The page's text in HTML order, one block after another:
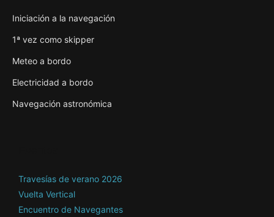
Iniciación a la navegación
1ª vez como skipper
Meteo a bordo
Electricidad a bordo
Navegación astronómica
Travesías de verano 2026
Vuelta Vertical
Encuentro de Navegantes